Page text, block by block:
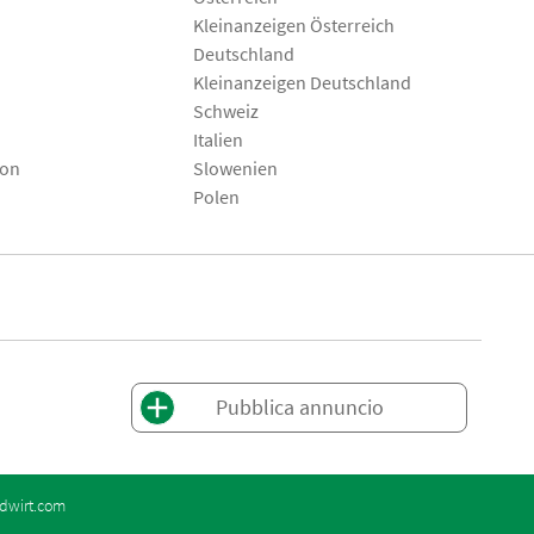
Kleinanzeigen Österreich
Deutschland
Kleinanzeigen Deutschland
Schweiz
Italien
Slowenien
Polen
Pubblica annuncio